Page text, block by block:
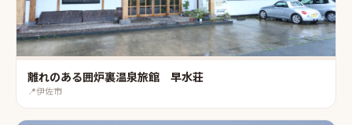
離れのある囲炉裏温泉旅館 早水荘
📍伊佐市